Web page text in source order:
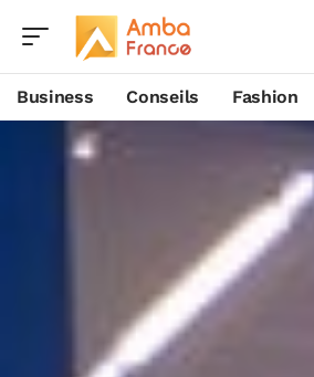
Business Conseils Fashion